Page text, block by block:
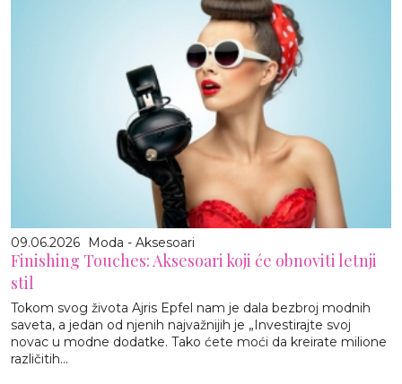
09.06.2026 Moda - Aksesoari
Finishing Touches: Aksesoari koji će obnoviti letnji
stil
Tokom svog života Ajris Epfel nam je dala bezbroj modnih
saveta, a jedan od njenih najvažnijih je „Investirajte svoj
novac u modne dodatke. Tako ćete moći da kreirate milione
različitih...